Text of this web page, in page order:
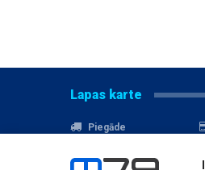
Lapas karte
Piegāde
Akcijas